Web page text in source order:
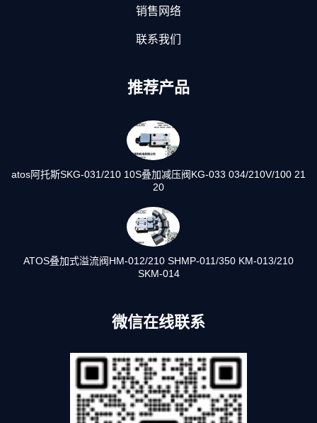
销售网络
联系我们
推荐产品
atos阿托斯SKG-031/210 10S叠加减压阀KG-033 034/210V/100 21
20
ATOS叠加式溢流阀HM-012/210 SHMP-011/350 KM-013/210
SKM-014
微信在线联系